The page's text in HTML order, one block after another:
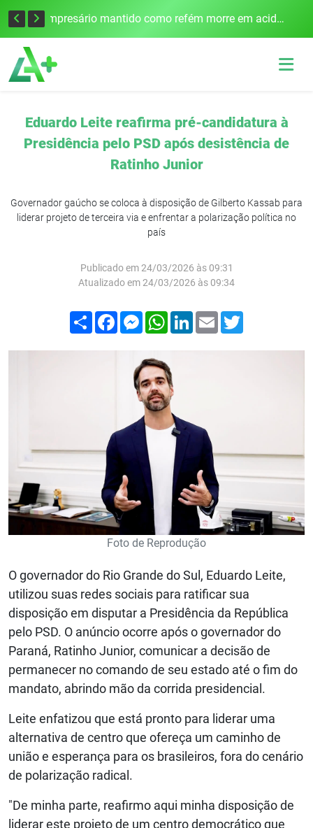
Edital para construção de ponte entre Itapiranga e Barra do Guarita deve ser lançado no segundo semestre Empresário mantido como refém morre em acidente após assalto em Cerro Largo
Eduardo Leite reafirma pré-candidatura à
Presidência pelo PSD após desistência de
Ratinho Junior
Governador gaúcho se coloca à disposição de Gilberto Kassab para
liderar projeto de terceira via e enfrentar a polarização política no
país
Publicado em 24/03/2026 às 09:31
Atualizado em 24/03/2026 às 09:34
Compartilhar
FacebookMessenger
WhatsApp
LinkedIn
Email
Foto de Reprodução
O governador do Rio Grande do Sul, Eduardo Leite,
utilizou suas redes sociais para ratificar sua
disposição em disputar a Presidência da República
pelo PSD. O anúncio ocorre após o governador do
Paraná, Ratinho Junior, comunicar a decisão de
permanecer no comando de seu estado até o fim do
mandato, abrindo mão da corrida presidencial.
Leite enfatizou que está pronto para liderar uma
alternativa de centro que ofereça um caminho de
união e esperança para os brasileiros, fora do cenário
de polarização radical.
"De minha parte, reafirmo aqui minha disposição de
liderar este projeto de um centro democrático que